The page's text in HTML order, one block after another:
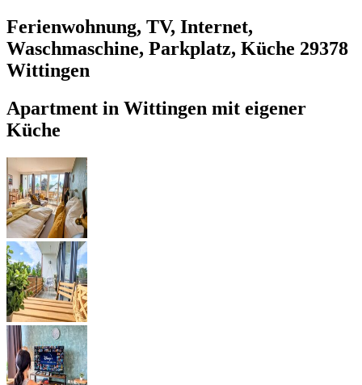
Ferienwohnung, TV, Internet,
Waschmaschine, Parkplatz, Küche 29378
Wittingen
Apartment in Wittingen mit eigener
Küche